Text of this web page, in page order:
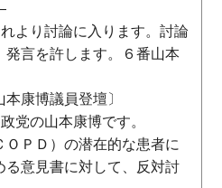
より討論に入ります。討論
言を許します。６番山本
議員登壇〕
党の山本康博です。
ＰＤ）の潜在的な患者に
る意見書に対して、反対討